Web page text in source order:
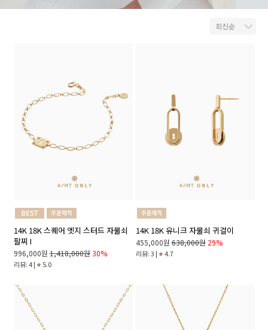
14K 18K 스퀘어 엣지 스터드 자물쇠
팔찌 I
996,000원 1,418,000원 30%
리뷰: 4 | 5.0
14K 18K 유니크 자물쇠 귀걸이
455,000원 638,000원 29%
리뷰: 3 | 4.7